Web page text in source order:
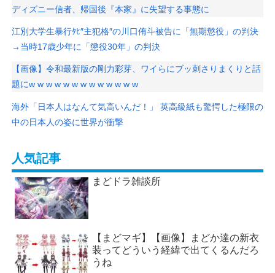
ディズニー信者、帰国後『本家』に失望する事態に
江別大学生暴行ﾀﾋ″主犯格″の川口侑斗被告に「無期懲役」の判決
→当時17歳少年に「懲役30年」の判決
【画像】令和最新版の剛力彩芽、ワイらにブッ刺さりまくりと話
題にw w w w w w w w w w w w w
海外「日本人はなんて気高いんだ！」 英高級紙も驚愕した極限の
中の日本人の姿に世界が衝撃
人気記事
まどドラ雑談所
【まどマギ】【画像】まどか達の新衣
装ってどういう経緯で出てくるんだろ
うね